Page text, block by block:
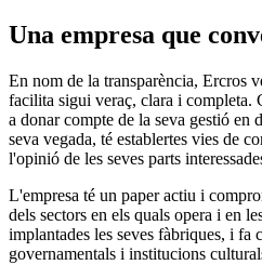
Una empresa que
En nom de la transparència, Ercros
facilita sigui veraç, clara i completa.
a donar compte de la seva gestió en
seva vegada, té establertes vies de
l'opinió de les seves parts
L'empresa té un paper actiu i
dels sectors en els quals opera i en
implantades les seves fàbriques, i fa
governamentals i institucions